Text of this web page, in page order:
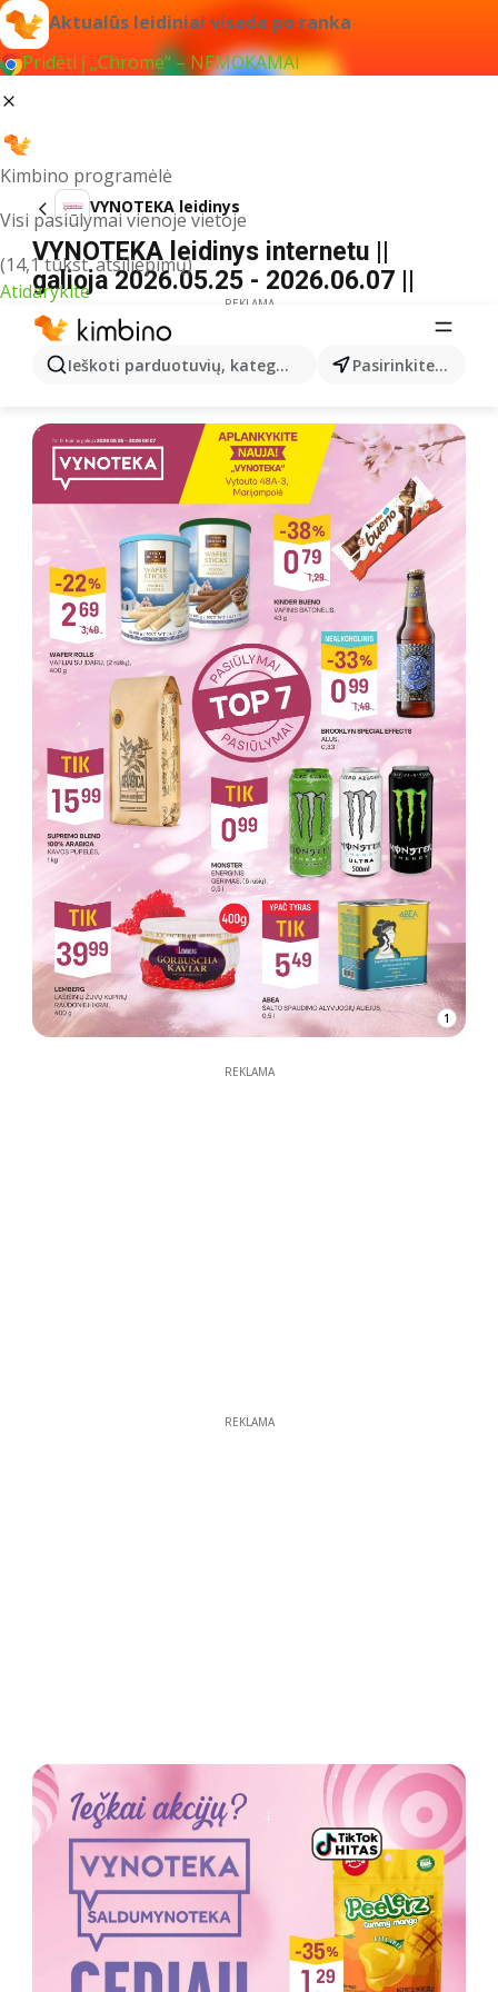
Aktualūs leidiniai visada po ranka
Pridėti į „Chrome“ – NEMOKAMAI
Kimbino programėlė
Visi pasiūlymai vienoje vietoje
(14,1 tūkst. atsiliepimų)
Atidarykite
Ieškoti parduotuvių, kategorijų, produktų... Pasirinkite miestą
VYNOTEKA leidinys
VYNOTEKA leidinys internetu ||
galioja 2026.05.25 - 2026.06.07 ||
REKLAMA
1
REKLAMA
REKLAMA